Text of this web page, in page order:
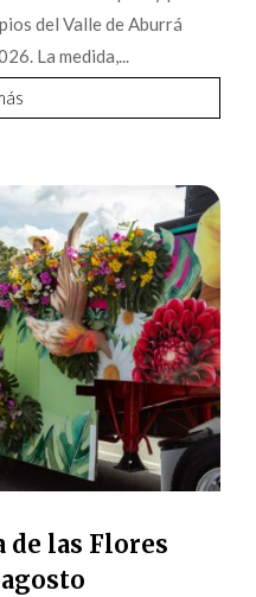
del Valle de Aburrá
La medida,...
de las Flores